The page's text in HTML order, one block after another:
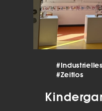
#Zeitlos